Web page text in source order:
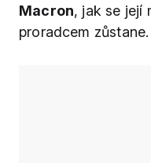
Macron, jak se její
proradcem zůstane.